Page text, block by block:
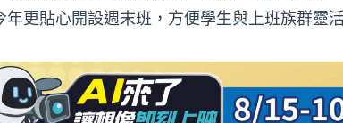
年更貼心開設週末班，方便學生與上班族群靈